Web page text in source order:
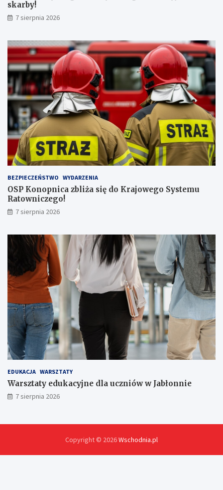
n
a
y
ż
s
z
ą
l
c
z
b
ą
a
a
ż
e
r
!
b
y
skarby!
7 sierpnia 2026
BEZPIECZEŃSTWO WYDARZENIA
OSP Konopnica zbliża się do Krajowego Systemu
Ratowniczego!
7 sierpnia 2026
EDUKACJA WARSZTATY
Warsztaty edukacyjne dla uczniów w Jabłonnie
7 sierpnia 2026
Copyright © 2026Wschodnia.pl